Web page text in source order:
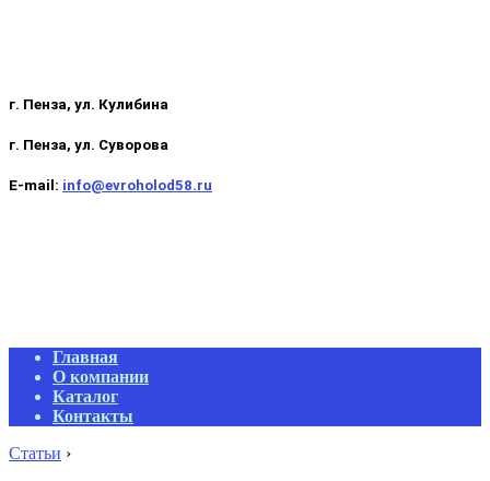
г. Пенза, ул. Кулибина
г. Пенза, ул. Суворова
E-mail: info@evroholod58.ru
Primary
Navigation
Menu
Главная
О компании
Каталог
Контакты
Статьи ›